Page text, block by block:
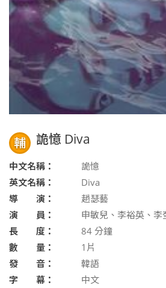
輔 詭憶 Diva
中文名稱：
詭憶
英文名稱：
Diva
導 演：
趙瑟藝
演 員：
申敏兒、李裕英、李
長 度：
84 分鐘
數 量：
1片
發 音：
韓語
字 幕：
中文